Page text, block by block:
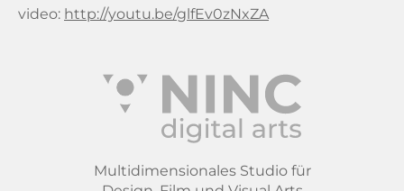
video: http://youtu.be/glfEv0zNxZA
Multidimensionales Studio für